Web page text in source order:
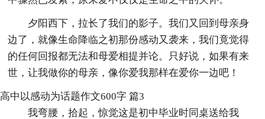
夕阳西下，拉长了我们的影子。我们又回到母亲身
边了，就像生命降临之初那份感动又袭来，我们竟觉得
的任何回报都无法和母爱相提并论。只好说，如果有来
世，让我做你的母亲，像你爱我那样在爱你一边吧！
高中以感动为话题作文600字 篇3
我弯腰，拾起，惊觉这是初中毕业时同桌送给我